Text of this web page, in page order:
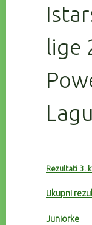
lige
Rezultati 3.
Ukupni
Juniorke